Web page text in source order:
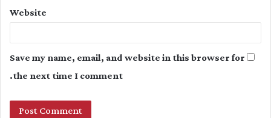
Website
Save my name, email, and website in this browser for
the next time I comment.